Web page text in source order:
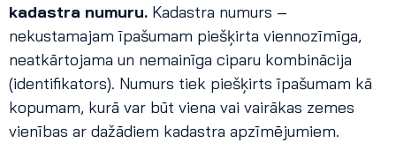
kadastra numuru. Kadastra numurs –
nekustamajam īpašumam piešķirta viennozīmīga,
neatkārtojama un nemainīga ciparu kombinācija
(identifikators). Numurs tiek piešķirts īpašumam kā
kopumam, kurā var būt viena vai vairākas zemes
vienības ar dažādiem kadastra apzīmējumiem.